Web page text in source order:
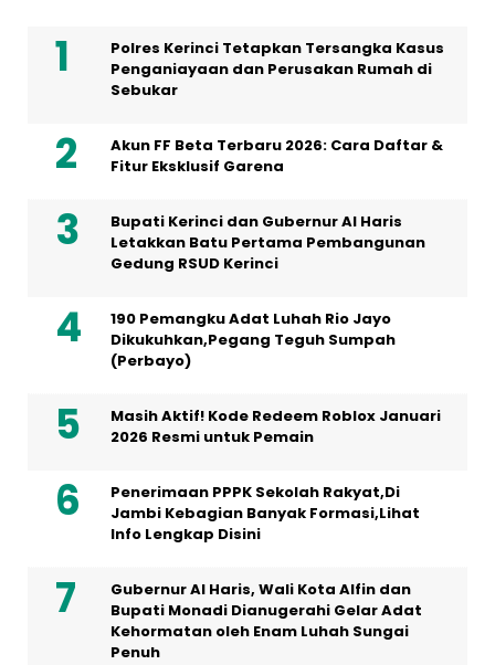
Polres Kerinci Tetapkan Tersangka Kasus
Penganiayaan dan Perusakan Rumah di
Sebukar
Akun FF Beta Terbaru 2026: Cara Daftar &
Fitur Eksklusif Garena
Bupati Kerinci dan Gubernur Al Haris
Letakkan Batu Pertama Pembangunan
Gedung RSUD Kerinci
190 Pemangku Adat Luhah Rio Jayo
Dikukuhkan,Pegang Teguh Sumpah
(Perbayo)
Masih Aktif! Kode Redeem Roblox Januari
2026 Resmi untuk Pemain
Penerimaan PPPK Sekolah Rakyat,Di
Jambi Kebagian Banyak Formasi,Lihat
Info Lengkap Disini
Gubernur Al Haris, Wali Kota Alfin dan
Bupati Monadi Dianugerahi Gelar Adat
Kehormatan oleh Enam Luhah Sungai
Penuh